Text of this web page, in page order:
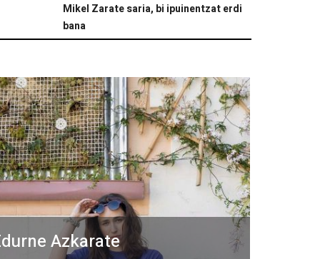
Mikel Zarate saria, bi ipuinentzat erdi
bana
Azkarate